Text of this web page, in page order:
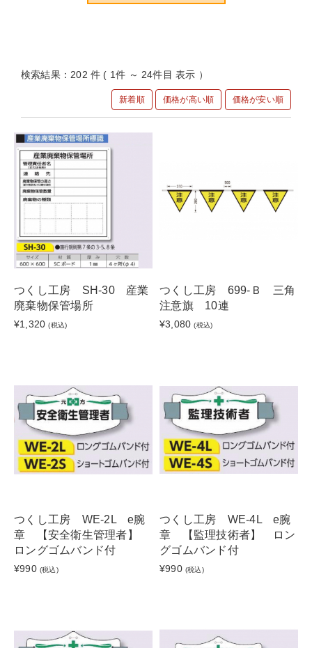
検索結果：202 件 ( 1件 ～ 24件目 表示 ）
新着順 価格が高い順 価格が安い順
つくし工房 SH-30 産業
廃棄物保管場所
¥1,320 (税込)
つくし工房 699-Ｂ 三角
注意旗 10連
¥3,080 (税込)
つくし工房 WE-2L e腕
章 【安全衛生管理者】
ロングゴムバンド付
¥990 (税込)
つくし工房 WE-4L e腕
章 【監理技術者】 ロン
グゴムバンド付
¥990 (税込)